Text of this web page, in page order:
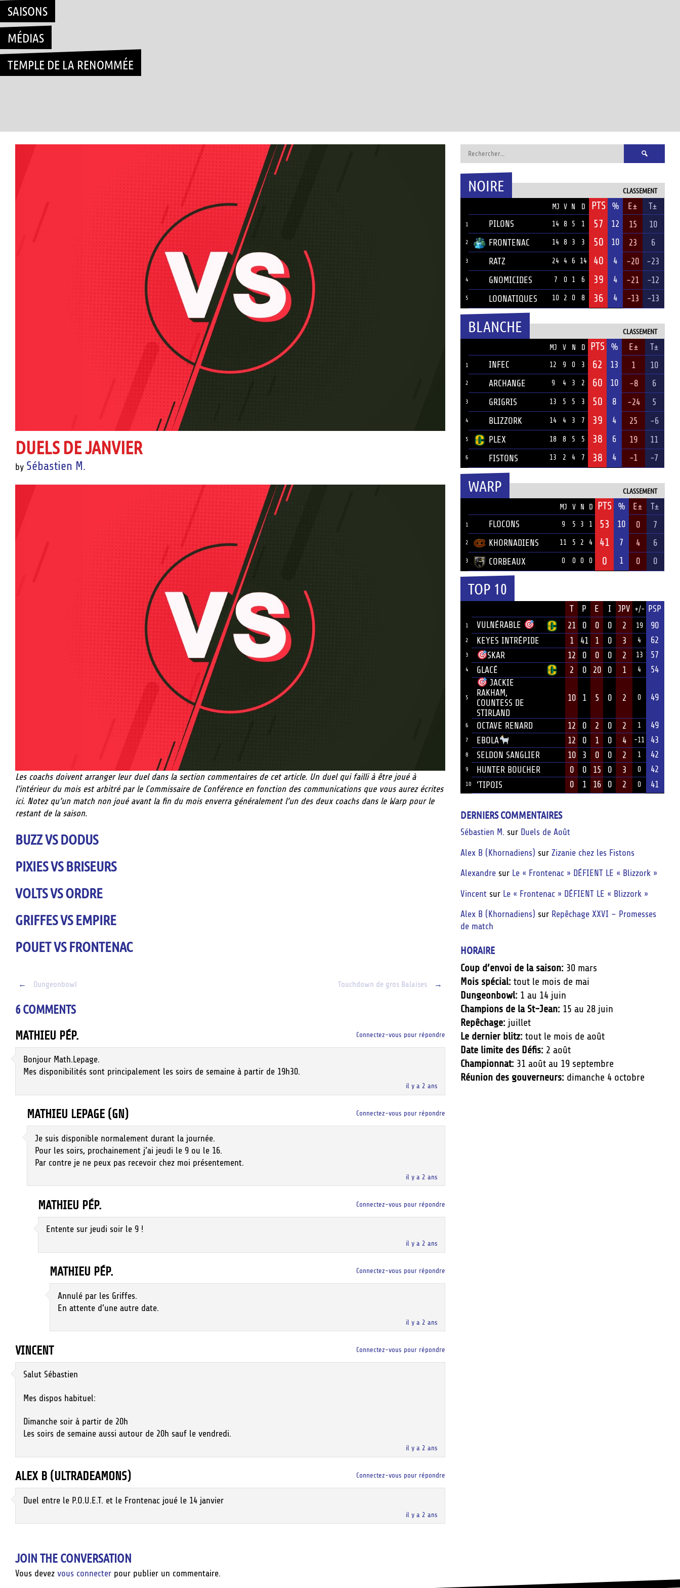
SAISONS
MÉDIAS
TEMPLE DE LA RENOMMÉE
DUELS DE JANVIER
by Sébastien M.
Les coachs doivent arranger leur duel dans la section commentaires de cet article. Un duel qui failli à être joué à
l’intérieur du mois est arbitré par le Commissaire de Conférence en fonction des communications que vous aurez écrites
ici. Notez qu’un match non joué avant la fin du mois enverra généralement l’un des deux coachs dans le Warp pour le
restant de la saison.
BUZZ VS DODUS
PIXIES VS BRISEURS
VOLTS VS ORDRE
GRIFFES VS EMPIRE
POUET VS FRONTENAC
Post
navigation
← Dungeonbowl Touchdown de gros Balaises →
6 COMMENTS
MATHIEU PÉP.
il y a 2 ans
Bonjour Math.Lepage.
Mes disponibilités sont principalement les soirs de semaine à partir de 19h30.
Connectez-vous pour répondre
MATHIEU LEPAGE (GN)
il y a 2 ans
Je suis disponible normalement durant la journée.
Pour les soirs, prochainement j’ai jeudi le 9 ou le 16.
Par contre je ne peux pas recevoir chez moi présentement.
Connectez-vous pour répondre
MATHIEU PÉP.
il y a 2 ans
Entente sur jeudi soir le 9 !
Connectez-vous pour répondre
MATHIEU PÉP.
il y a 2 ans
Annulé par les Griffes.
En attente d’une autre date.
Connectez-vous pour répondre
VINCENT
il y a 2 ans
Salut Sébastien
Mes dispos habituel:
Dimanche soir à partir de 20h
Les soirs de semaine aussi autour de 20h sauf le vendredi.
Connectez-vous pour répondre
ALEX B (ULTRADEAMONS)
il y a 2 ans
Duel entre le P.O.U.E.T. et le Frontenac joué le 14 janvier
Connectez-vous pour répondre
JOIN THE CONVERSATION
Vous devez vous connecter pour publier un commentaire.
Rechercher :
CLASSEMENT
NOIRE
MJ V N D PTS % E± T±
1 PILONS 14 8 5 1 57 12 15 10
2 FRONTENAC 14 8 3 3 50 10 23 6
3 RATZ 24 4 6 14 40 4 -20 -23
4 GNOMICIDES 7 0 1 6 39 4 -21 -12
5 LOONATIQUES 10 2 0 8 36 4 -13 -13
CLASSEMENT
BLANCHE
MJ V N D PTS % E± T±
1 INFEC 12 9 0 3 62 13 1 10
2 ARCHANGE 9 4 3 2 60 10 -8 6
3 GRIGRIS 13 5 5 3 50 8 -24 5
4 BLIZZORK 14 4 3 7 39 4 25 -6
5 PLEX 18 8 5 5 38 6 19 11
6 FISTONS 13 2 4 7 38 4 -1 -7
CLASSEMENT
WARP
MJ V N D PTS % E± T±
1 FLOCONS 9 5 3 1 53 10 0 7
2 KHORNADIENS 11 5 2 4 41 7 4 6
3 CORBEAUX 0 0 0 0 0 1 0 0
TOP 10
T P E I JPV +/- PSP
1 VULNÉRABLE 21 0 0 0 2 19 90
2 KEYES INTRÉPIDE 1 41 1 0 3 4 62
3 SKAR 12 0 0 0 2 13 57
4 GLACÉ 2 0 20 0 1 4 54
5
JACKIE
RAKHAM,
COUNTESS DE
STIRLAND
10 1 5 0 2 0 49
6 OCTAVE RENARD 12 0 2 0 2 1 49
7 EBOLA 12 0 1 0 4 -11 43
8 SELDON SANGLIER 10 3 0 0 2 1 42
9 HUNTER BOUCHER 0 0 15 0 3 0 42
10 ‘TIPOIS 0 1 16 0 2 0 41
DERNIERS COMMENTAIRES
Sébastien M. sur Duels de Août
Alex B (Khornadiens) surZizanie chez les Fistons
Alexandre sur Le « Frontenac » DÉFIENT LE « Blizzork »
Vincent sur Le « Frontenac » DÉFIENT LE « Blizzork »
Alex B (Khornadiens) sur Repêchage XXVI – Promesses
de match
HORAIRE
Coup d’envoi de la saison: 30 mars
Mois spécial: tout le mois de mai
Dungeonbowl: 1 au 14 juin
Champions de la St-Jean: 15 au 28 juin
Repêchage: juillet
Le dernier blitz: tout le mois de août
Date limite des Défis: 2 août
Championnat: 31 août au 19 septembre
Réunion des gouverneurs: dimanche 4 octobre